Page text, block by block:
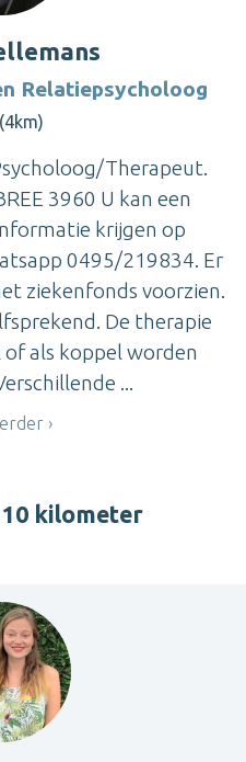
Relatiepsycholoog
Therapeut.
3960 U kan een
krijgen op
0495/219834. Er
ziekenfonds voorzien.
De therapie
als koppel worden
...
kilometer